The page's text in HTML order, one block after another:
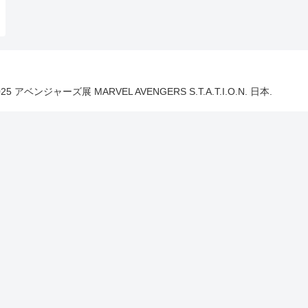
アベンジャーズ展 MARVEL AVENGERS S.T.A.T.I.O.N. 日本.